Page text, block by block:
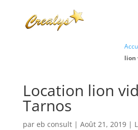
lion
Location lion
Tarnos
par eb consult| Août 21, 2019|